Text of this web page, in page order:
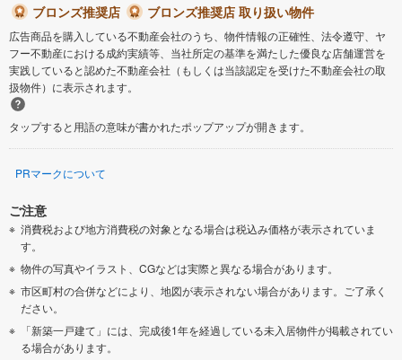
ブロンズ推奨店
ブロンズ推奨店 取り扱い物件
広告商品を購入している不動産会社のうち、物件情報の正確性、法令遵守、ヤ
フー不動産における成約実績等、当社所定の基準を満たした優良な店舗運営を
実践していると認めた不動産会社（もしくは当該認定を受けた不動産会社の取
扱物件）に表示されます。
タップすると用語の意味が書かれたポップアップが開きます。
PRマークについて
ご注意
消費税および地方消費税の対象となる場合は税込み価格が表示されていま
す。
物件の写真やイラスト、CGなどは実際と異なる場合があります。
市区町村の合併などにより、地図が表示されない場合があります。ご了承く
ださい。
「新築一戸建て」には、完成後1年を経過している未入居物件が掲載されてい
る場合があります。